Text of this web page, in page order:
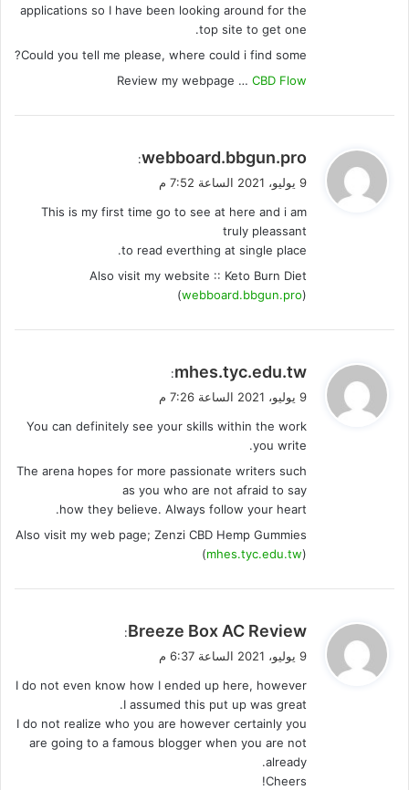
applications so I have been looking around for the
top site to get one.
Could you tell me please, where could i find some?
Review my webpage … CBD Flow
ي
ق
ل
webboard.bbgun.pro
:
9 يوليو، 2021 الساعة 7:52 م
This is my first time go to see at here and i am
truly pleassant
to read everthing at single place.
Also visit my website :: Keto Burn Diet
(webboard.bbgun.pro)
ي
ق
ل
mhes.tyc.edu.tw
:
9 يوليو، 2021 الساعة 7:26 م
You can definitely see your skills within the work
you write.
The arena hopes for more passionate writers such
as you who are not afraid to say
how they believe. Always follow your heart.
Also visit my web page; Zenzi CBD Hemp Gummies
(mhes.tyc.edu.tw)
ي
ق
ل
Breeze Box AC Review
:
9 يوليو، 2021 الساعة 6:37 م
I do not even know how I ended up here, however
I assumed this put up was great.
I do not realize who you are however certainly you
are going to a famous blogger when you are not
already.
Cheers!